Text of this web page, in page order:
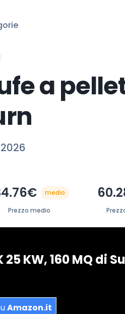
a
medio
Prezzo medio
25 KW, 160 MQ di
Amazon.it